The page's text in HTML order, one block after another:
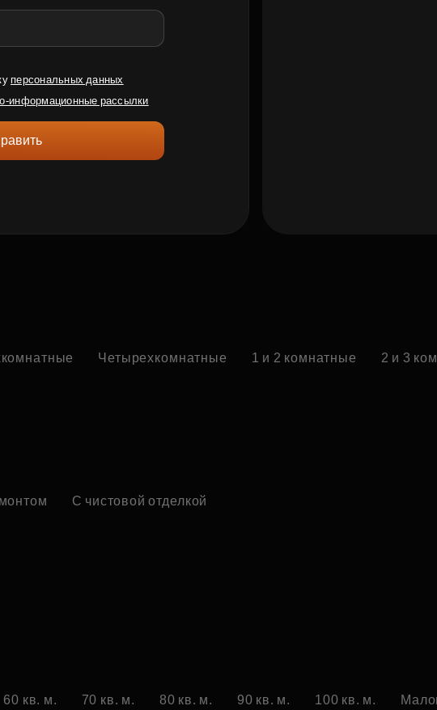
персональных данных
информационные рассылки
Четырехкомнатные 1 и 2 комнатные 2 и 3
С чистовой отделкой
60 кв. м. 70 кв. м. 80 кв. м. 90 кв. м. 100 кв. м.